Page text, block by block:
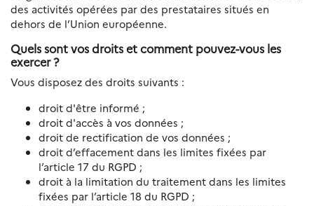
des activités opérées par des prestataires situés en
dehors de l’Union européenne.
Quels sont vos droits et comment pouvez-vous les
exercer ?
Vous disposez des droits suivants :
droit d'être informé ;
droit d'accès à vos données ;
droit de rectification de vos données ;
droit d’effacement dans les limites fixées par
l’article 17 du RGPD ;
droit à la limitation du traitement dans les limites
fixées par l’article 18 du RGPD ;